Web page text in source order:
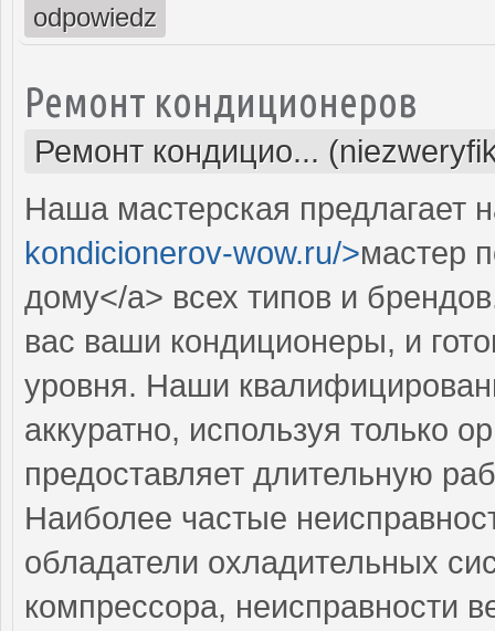
odpowiedz
Ремонт кондиционеров
Ремонт кондицио...
Наша мастерская предлагает
kondicionerov-wow.ru/>мастер
дому</a> всех типов и
вас ваши кондиционеры, и
уровня. Наши
аккуратно, используя только
предоставляет длительную
Наиболее частые
обладатели охладительных
компрессора, неисправности